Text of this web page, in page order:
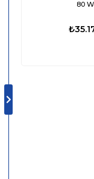
80